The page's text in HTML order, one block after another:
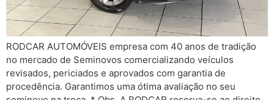
RODCAR AUTOMÓVEIS empresa com 40 anos de tradição
no mercado de Seminovos comercializando veículos
revisados, periciados e aprovados com garantia de
procedência. Garantimos uma ótima avaliação no seu